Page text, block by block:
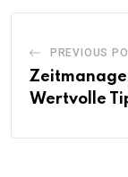
PREVIOUS
Wertvolle